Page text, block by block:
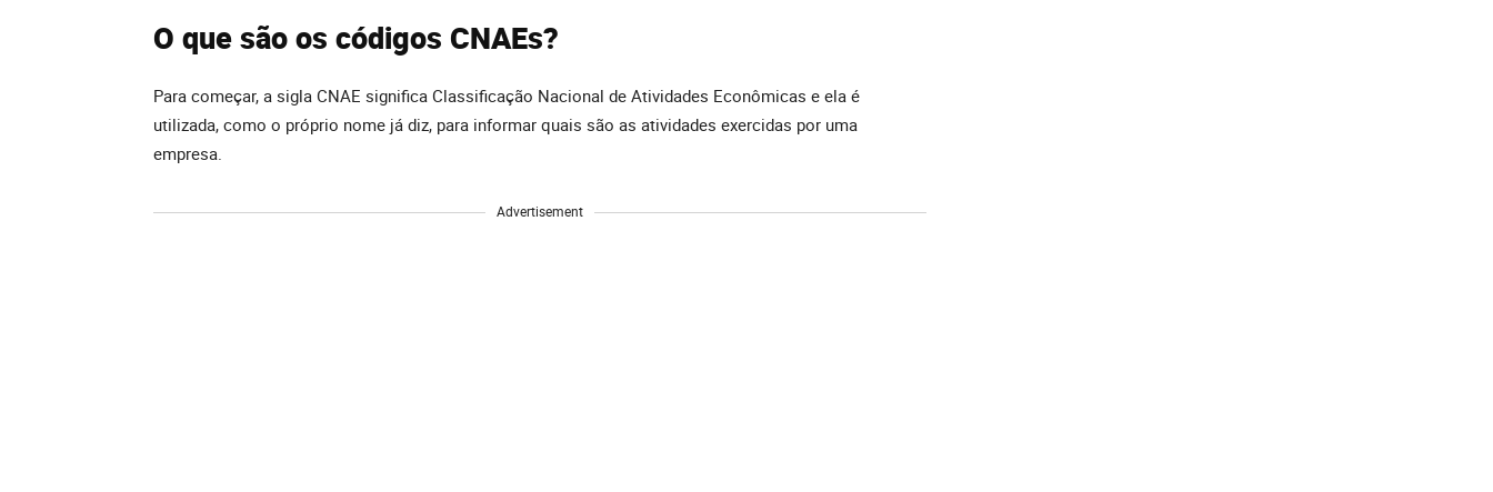
O que são os códigos CNAEs?
Para começar, a sigla CNAE significa Classificação Nacional de Atividades Econômicas e ela é
utilizada, como o próprio nome já diz, para informar quais são as atividades exercidas por uma
empresa.
Advertisement